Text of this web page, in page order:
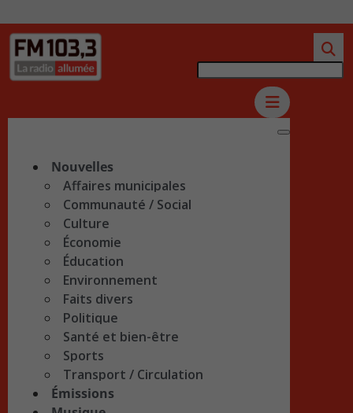
Nouvelles
Affaires municipales
Communauté / Social
Culture
Économie
Éducation
Environnement
Faits divers
Politique
Santé et bien-être
Sports
Transport / Circulation
Émissions